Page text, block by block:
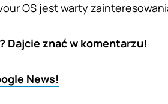
OS jest warty
Dajcie znać w komentarzu!
News!